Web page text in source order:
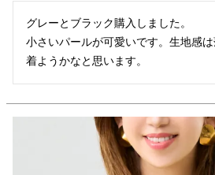
グレーとブラック購入しました。
小さいパールが可愛いです。生地感
着ようかなと思います。